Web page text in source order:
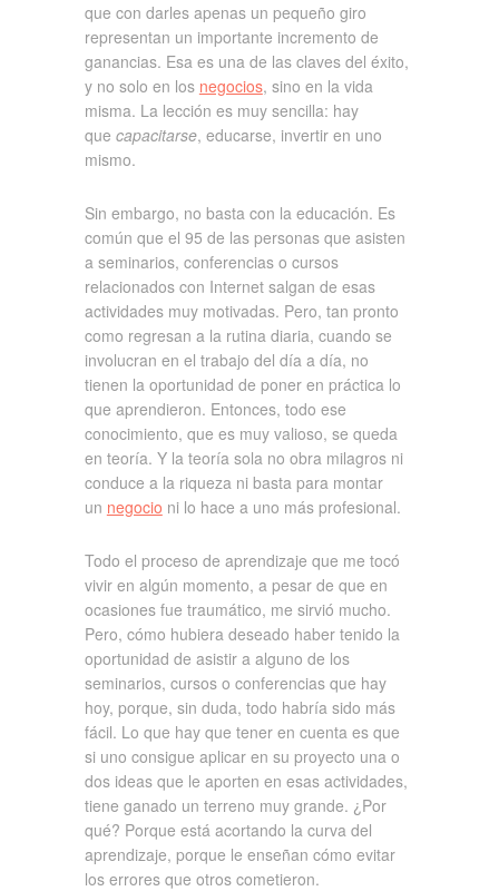
que con darles apenas un pequeño giro
representan un importante incremento de
ganancias. Esa es una de las claves del éxito,
y no solo en los negocios, sino en la vida
misma. La lección es muy sencilla: hay
que capacitarse, educarse, invertir en uno
mismo.
Sin embargo, no basta con la educación. Es
común que el 95 de las personas que asisten
a seminarios, conferencias o cursos
relacionados con Internet salgan de esas
actividades muy motivadas. Pero, tan pronto
como regresan a la rutina diaria, cuando se
involucran en el trabajo del día a día, no
tienen la oportunidad de poner en práctica lo
que aprendieron. Entonces, todo ese
conocimiento, que es muy valioso, se queda
en teoría. Y la teoría sola no obra milagros ni
conduce a la riqueza ni basta para montar
un negocio ni lo hace a uno más profesional.
Todo el proceso de aprendizaje que me tocó
vivir en algún momento, a pesar de que en
ocasiones fue traumático, me sirvió mucho.
Pero, cómo hubiera deseado haber tenido la
oportunidad de asistir a alguno de los
seminarios, cursos o conferencias que hay
hoy, porque, sin duda, todo habría sido más
fácil. Lo que hay que tener en cuenta es que
si uno consigue aplicar en su proyecto una o
dos ideas que le aporten en esas actividades,
tiene ganado un terreno muy grande. ¿Por
qué? Porque está acortando la curva del
aprendizaje, porque le enseñan cómo evitar
los errores que otros cometieron.